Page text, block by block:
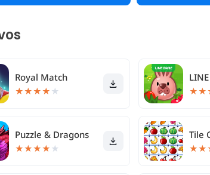
Royal Match
★★★★ ★ ★★
Puzzle & Dragons
★★★★ ★ ★★